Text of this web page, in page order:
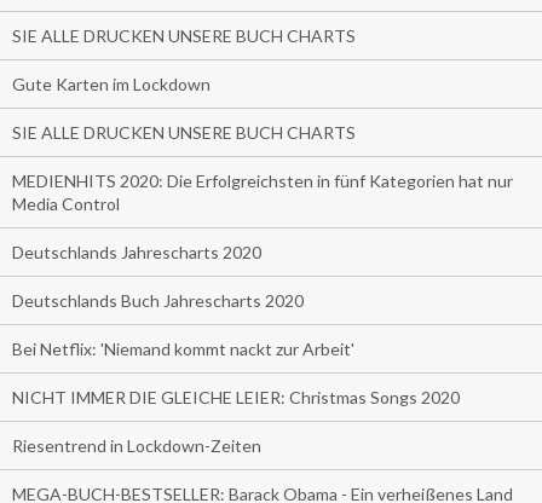
SIE ALLE DRUCKEN UNSERE BUCH CHARTS
Gute Karten im Lockdown
SIE ALLE DRUCKEN UNSERE BUCH CHARTS
MEDIENHITS 2020: Die Erfolgreichsten in fünf Kategorien hat nur
Media Control
Deutschlands Jahrescharts 2020
Deutschlands Buch Jahrescharts 2020
Bei Netflix: 'Niemand kommt nackt zur Arbeit'
NICHT IMMER DIE GLEICHE LEIER: Christmas Songs 2020
Riesentrend in Lockdown-Zeiten
MEGA-BUCH-BESTSELLER: Barack Obama - Ein verheißenes Land